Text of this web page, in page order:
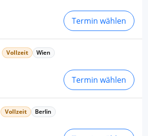
Termin wählen
Vollzeit Wien
Termin wählen
Vollzeit Berlin